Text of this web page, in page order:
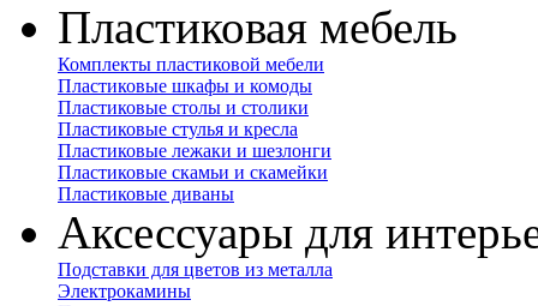
Пластиковая мебель
Комплекты пластиковой мебели
Пластиковые шкафы и комоды
Пластиковые столы и столики
Пластиковые стулья и кресла
Пластиковые лежаки и шезлонги
Пластиковые скамьи и скамейки
Пластиковые диваны
Аксессуары для
Подставки для цветов из металла
Электрокамины